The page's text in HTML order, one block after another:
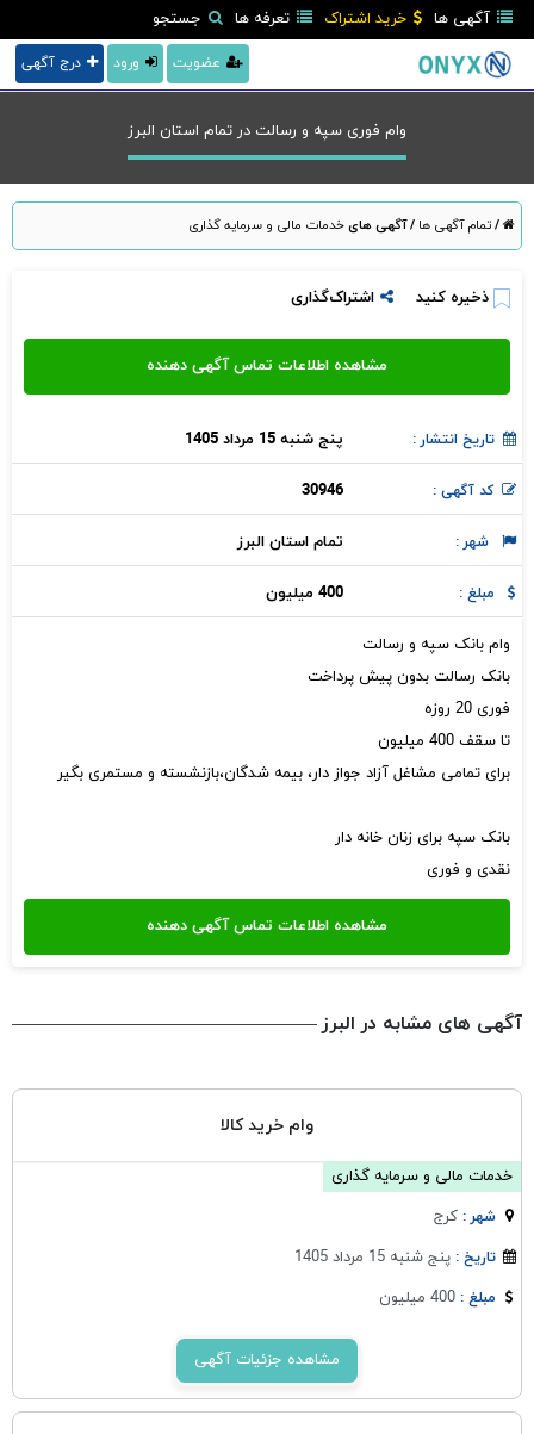
آگهی ها خرید اشتراک تعرفه ها جستجو
درج آگهی ورود عضویت
وام فوری سپه و رسالت در تمام استان البرز
/تمام آگهی ها /آگهی هایخدمات مالی و سرمایه گذاری
ذخیره کنید اشتراک‌گذاری
تاریخ انتشار : پنج شنبه 15 مرداد 1405
کد آگهی : 30946
شهر : تمام استان البرز
مبلغ : 400 میلیون
وام بانک سپه و رسالت
بانک رسالت بدون پیش پرداخت
فوری 20 روزه
تا سقف 400 میلیون
برای تمامی مشاغل آزاد جواز دار، بیمه شدگان،بازنشسته و مستمری بگیر
بانک سپه برای زنان خانه دار
نقدی و فوری
آگهی های مشابه در البرز
وام خرید کالا
خدمات مالی و سرمایه گذاری
شهر :كرج
تاریخ :پنج شنبه 15 مرداد 1405
مبلغ :400 میلیون
مشاهده جزئیات آگهی